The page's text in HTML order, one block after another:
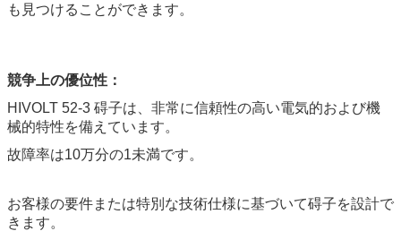
も見つけることができます。
競争上の優位性：
HIVOLT 52-3 碍子は、非常に信頼性の高い電気的および機
械的特性を備えています。
故障率は10万分の1未満です。
お客様の要件または特別な技術仕様に基づいて碍子を設計で
きます。